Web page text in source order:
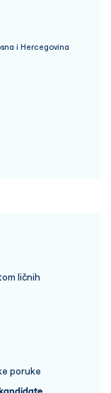
i Hercegovina
ličnih
poruke